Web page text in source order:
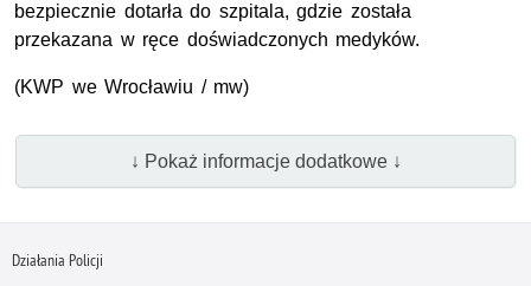
bezpiecznie dotarła do szpitala, gdzie została
przekazana w ręce doświadczonych medyków.
(KWP we Wrocławiu / mw)
↓ Pokaż informacje dodatkowe ↓
Działania Policji